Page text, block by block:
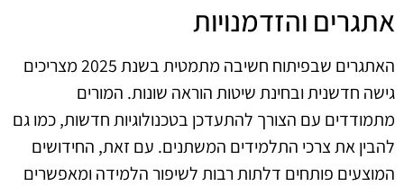
אתגרים והזדמנויות
האתגרים שבפיתוח חשיבה מתמטית בשנת 2025 מצריכים
גישה חדשנית ובחינת שיטות הוראה שונות. המורים
מתמודדים עם הצורך להתעדכן בטכנולוגיות חדשות, כמו גם
להבין את צרכי התלמידים המשתנים. עם זאת, החידושים
המוצעים פותחים דלתות רבות לשיפור הלמידה ומאפשרים